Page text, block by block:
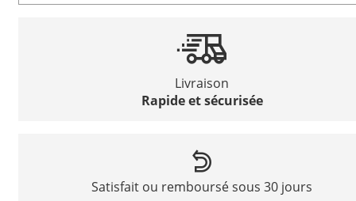
Livraison
Rapide et sécurisée
Satisfait ou remboursé sous 30 jours